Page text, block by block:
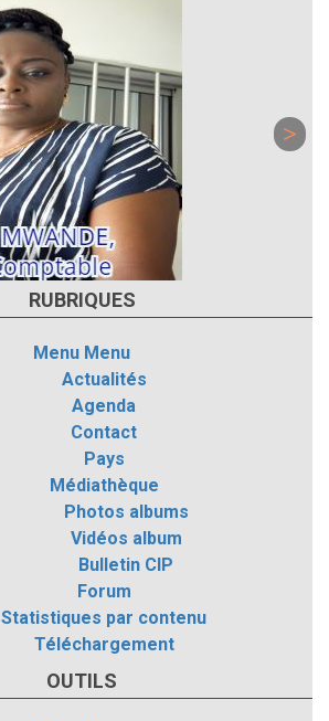
RUBRIQUES
Menu Menu
Actualités
Agenda
Contact
Pays
Médiathèque
Photos albums
Vidéos album
Bulletin CIP
Forum
Statistiques par contenu
Téléchargement
OUTILS